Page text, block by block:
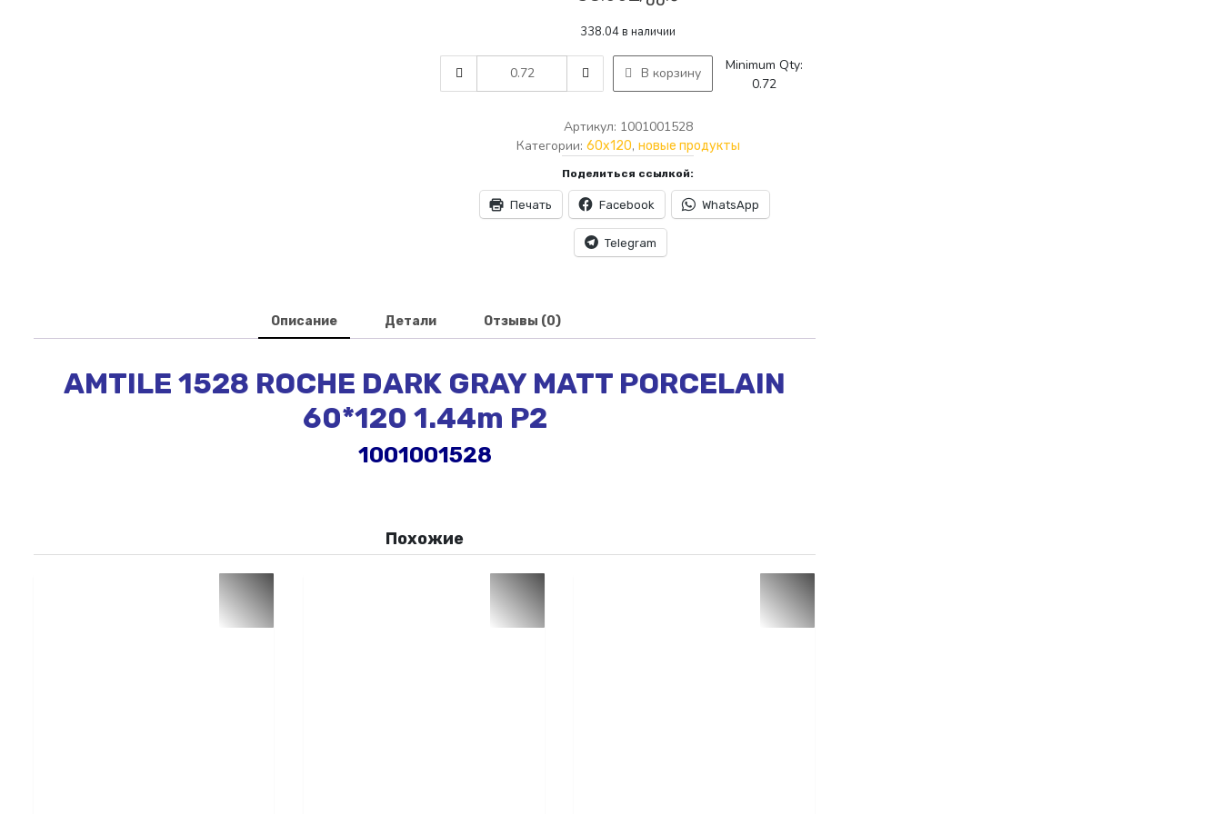
338.04 в наличии
DARK
GRAY
MATT
PORCELAIN
60*120
1.44m
quantity
В корзину
Minimum Qty:
0.72
Артикул: 1001001528
Категории: 60x120, новые продукты
Поделиться ссылкой:
Печать Facebook WhatsApp
Telegram
Описание Детали Отзывы (0)
AMTILE 1528 ROCHE DARK GRAY MATT PORCELAIN
60*120 1.44m P2
1001001528
Похожие